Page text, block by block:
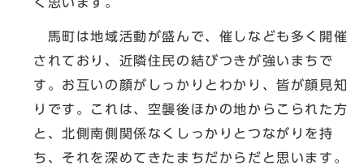
馬町は地域活動が盛んで、催しなども多く開催
されており、近隣住民の結びつきが強いまちで
す。お互いの顔がしっかりとわかり、皆が顔見知
りです。これは、空襲後ほかの地からこられた方
と、北側南側関係なくしっかりとつながりを持
ち、それを深めてきたまちだからだと思います。